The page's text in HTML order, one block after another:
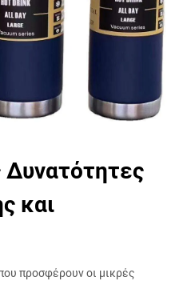
και
προσφέρουν οι μικρές